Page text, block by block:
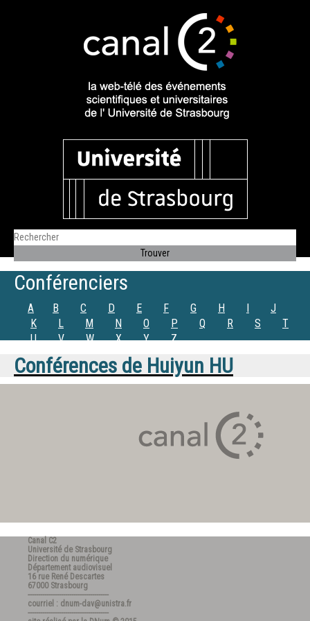
Conférenciers
A B C D E F G H I
J
K
L M N O P Q R S
T
U
V W X Y Z
Conférences de Huiyun HU
Canal C2
Université de Strasbourg
Direction du numérique
Département audiovisuel
16 rue René Descartes
67000 Strasbourg
---------------------------------------
courriel : dnum-dav@unistra.fr
---------------------------------------